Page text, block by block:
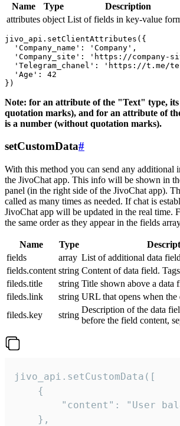
Name Type
Description
attributes object List of fields in key-value
jivo_api.setClientAttributes({
  'Company_name': 'Company',
'Company_site': 'https://company-
'Telegram_chanel': 'https://t.me/
  'Age': 42
Note: for an attribute of the "Text" type, its
quotation marks), and for an attribute of
is a number (without quotation marks).
setCustomData#
With this method you can send any additional
the JivoChat app. This info will be shown in
panel (in the right side of the JivoChat app).
called as many times as needed. If chat is
JivoChat app will be updated in the real time.
the same order as they appear in the fields
Name Type
fields
array List of additional data
fields.content string Content of data field.
fileds.title
string Title shown above a data
fileds.link
string URL that opens when
fileds.key
string
Description of the data
before the field content,
jivo_api.setCustomData([
    {
"content": "User
    },